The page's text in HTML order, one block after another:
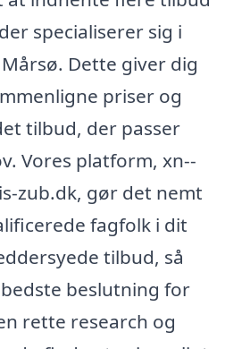
specialiserer sig i
Dette giver dig
priser og
tilbud, der passer
Vores platform, xn--
zub.dk, gør det nemt
fagfolk i dit
tilbud, så
beslutning for
rette research og